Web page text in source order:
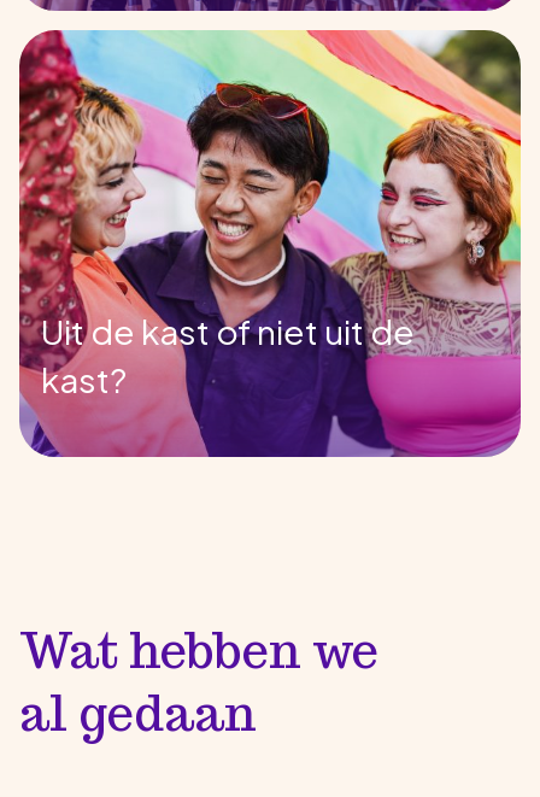
Uit de kast of niet uit de
kast?
Wat hebben we
al gedaan